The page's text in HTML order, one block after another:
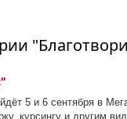
5 и 6 сентября в
курсингу и другим